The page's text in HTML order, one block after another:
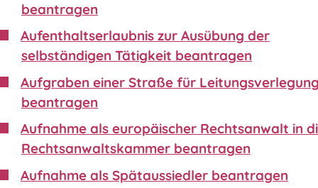
beantragen
Aufenthaltserlaubnis zur Ausübung der
selbständigen Tätigkeit beantragen
Aufgraben einer Straße für
beantragen
Aufnahme als europäischer Rechtsanwalt in
Rechtsanwaltskammer beantragen
Aufnahme als Spätaussiedler beantragen